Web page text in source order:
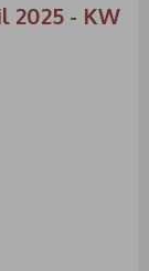
2025 - KW